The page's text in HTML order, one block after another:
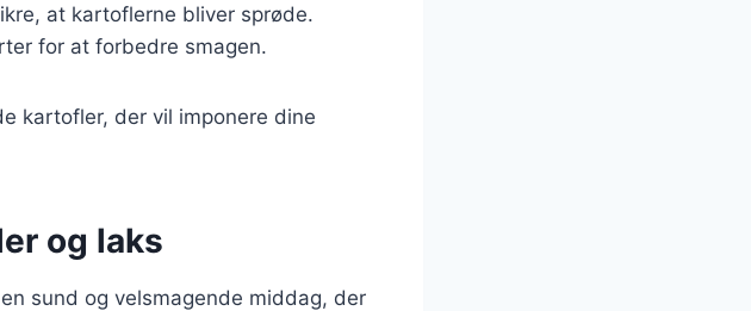
at kartoflerne bliver sprøde.
for at forbedre smagen.
kartofler, der vil imponere dine
og laks
sund og velsmagende middag, der